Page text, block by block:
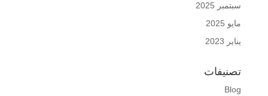
سبتمبر 2025
مايو 2025
يناير 2023
تصنيفات
Blog